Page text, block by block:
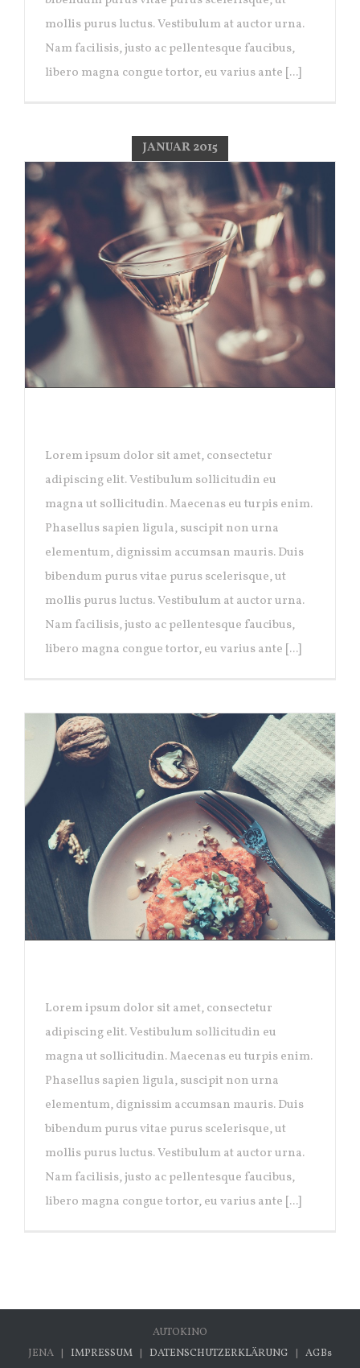
mollis purus luctus. Vestibulum at auctor urna.
Nam facilisis, justo ac pellentesque faucibus,
libero magna congue tortor, eu varius ante [...]
JANUAR 2015
Lorem ipsum dolor sit amet, consectetur
adipiscing elit. Vestibulum sollicitudin eu
magna ut sollicitudin. Maecenas eu turpis enim.
Phasellus sapien ligula, suscipit non urna
elementum, dignissim accumsan mauris. Duis
bibendum purus vitae purus scelerisque, ut
mollis purus luctus. Vestibulum at auctor urna.
Nam facilisis, justo ac pellentesque faucibus,
libero magna congue tortor, eu varius ante [...]
Lorem ipsum dolor sit amet, consectetur
adipiscing elit. Vestibulum sollicitudin eu
magna ut sollicitudin. Maecenas eu turpis enim.
Phasellus sapien ligula, suscipit non urna
elementum, dignissim accumsan mauris. Duis
bibendum purus vitae purus scelerisque, ut
mollis purus luctus. Vestibulum at auctor urna.
Nam facilisis, justo ac pellentesque faucibus,
libero magna congue tortor, eu varius ante [...]
AUTOKINO
JENA | IMPRESSUM | DATENSCHUTZERKLÄRUNG | AGBs